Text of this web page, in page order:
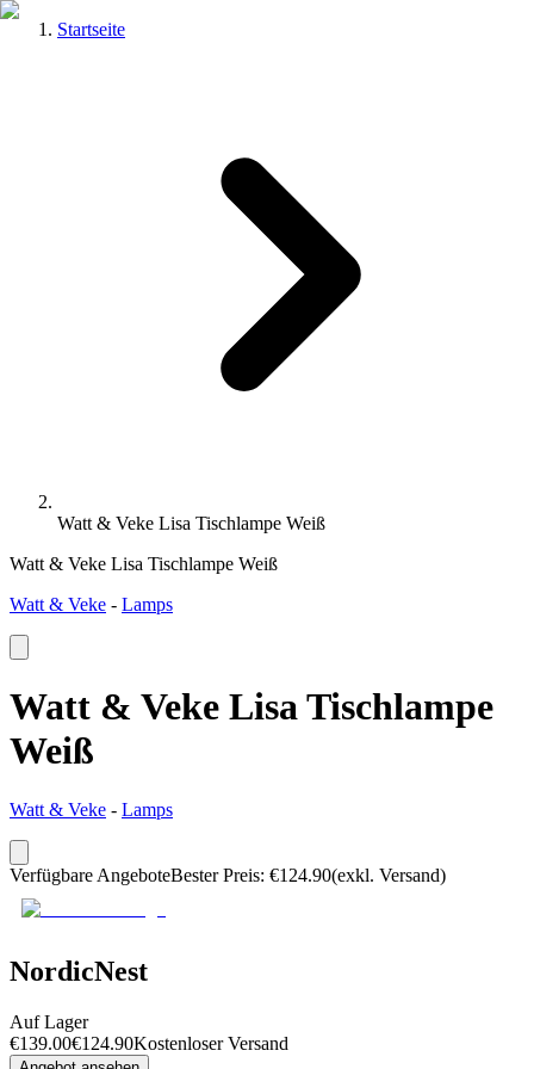
Startseite
Watt & Veke Lisa Tischlampe Weiß
Watt & Veke Lisa Tischlampe Weiß
Watt & Veke - Lamps
Watt & Veke Lisa Tischlampe
Weiß
Watt & Veke - Lamps
Verfügbare AngeboteBester Preis: €124.90(exkl. Versand)
NordicNest
Auf Lager
€139.00€124.90Kostenloser Versand